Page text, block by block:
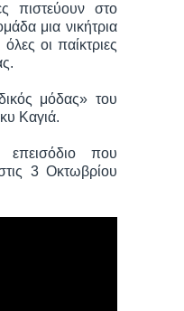
πιστεύουν στο
μια νικήτρια
οι παίκτριες
μόδας» του
Καγιά.
επεισόδιο που
3 Οκτωβρίου